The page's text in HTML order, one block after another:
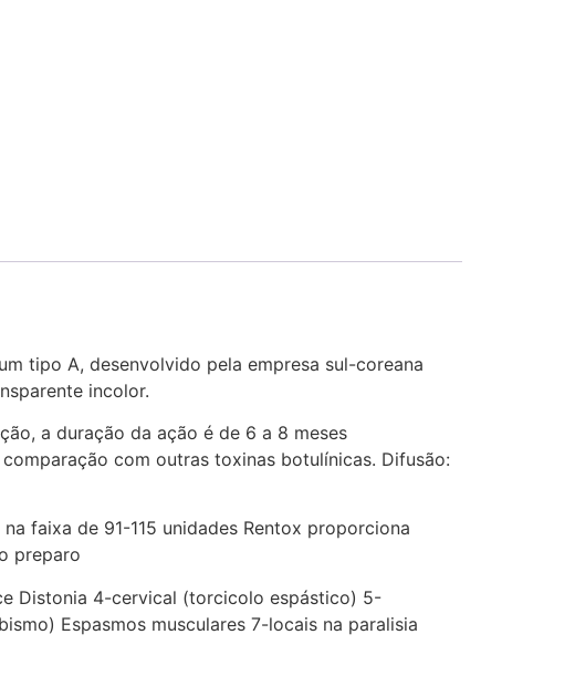
tipo A, desenvolvido pela empresa sul-coreana
incolor.
a duração da ação é de 6 a 8 meses
com outras toxinas botulínicas. Difusão:
faixa de 91-115 unidades Rentox proporciona
preparo
Distonia 4-cervical (torcicolo espástico) 5-
Espasmos musculares 7-locais na paralisia